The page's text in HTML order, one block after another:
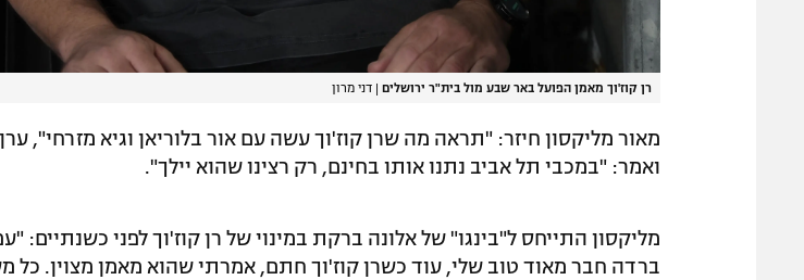
רן קוז'וך מאמן הפועל באר שבע מול בית"ר ירושלים דני מרון
מאור מליקסון חיזר: "תראה מה שרן קוז'וך עשה עם אור בלוריאן וגיא מזרחי",
ואמר: "במכבי תל אביב נתנו אותו בחינם, רק רצינו שהוא יילך".
מליקסון התייחס ל"בינגו" של אלונה ברקת במינוי של רן קוז'וך לפני כשנתיים:
ברדה חבר מאוד טוב שלי, עוד כשרן קוז'וך חתם, אמרתי שהוא מאמן מצוין. כל